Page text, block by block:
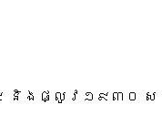
និងផ្លូវ១៩៣០ ស